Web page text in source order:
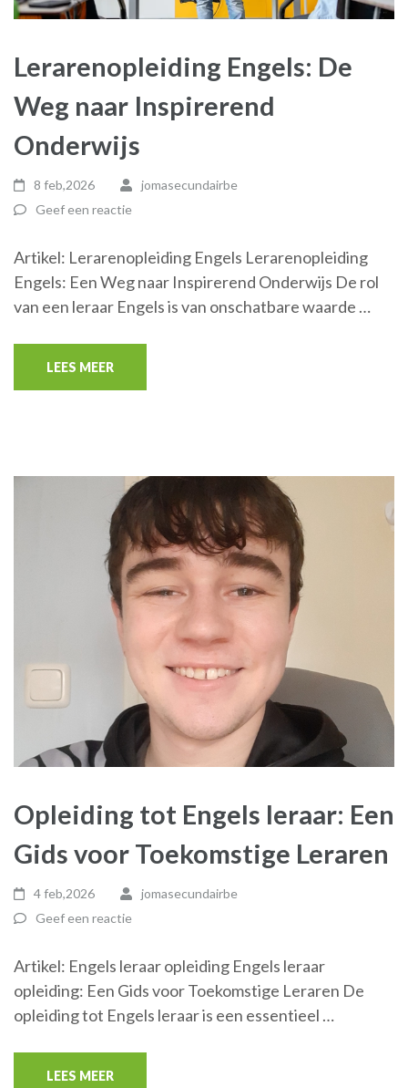
Lerarenopleiding Engels: De
Weg naar Inspirerend
Onderwijs
8 feb,2026
jomasecundairbe
Geef een reactie
Artikel: Lerarenopleiding Engels Lerarenopleiding
Engels: Een Weg naar Inspirerend Onderwijs De rol
van een leraar Engels is van onschatbare waarde …
LEES MEER
Opleiding tot Engels leraar: Een
Gids voor Toekomstige Leraren
4 feb,2026
jomasecundairbe
Geef een reactie
Artikel: Engels leraar opleiding Engels leraar
opleiding: Een Gids voor Toekomstige Leraren De
opleiding tot Engels leraar is een essentieel …
LEES MEER